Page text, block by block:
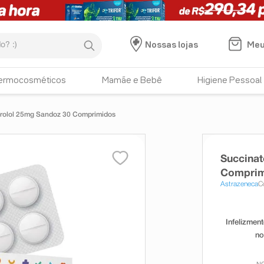
Nossas lojas
Mamãe e Bebê Higiene Pessoal
25mg Sandoz 30 Comprimidos
Astrazeneca